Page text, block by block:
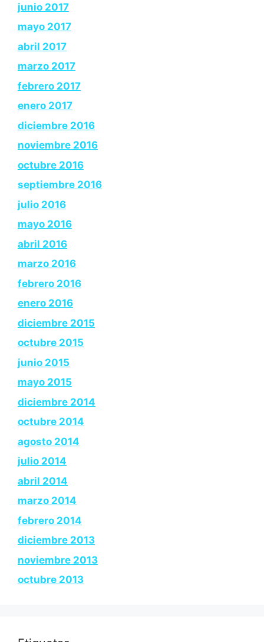
junio 2017
mayo 2017
abril 2017
marzo 2017
febrero 2017
enero 2017
diciembre 2016
noviembre 2016
octubre 2016
septiembre 2016
julio 2016
mayo 2016
abril 2016
marzo 2016
febrero 2016
enero 2016
diciembre 2015
octubre 2015
junio 2015
mayo 2015
diciembre 2014
octubre 2014
agosto 2014
julio 2014
abril 2014
marzo 2014
febrero 2014
diciembre 2013
noviembre 2013
octubre 2013